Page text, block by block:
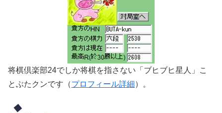
将棋倶楽部24でしか将棋を指さない「ブヒブヒ星人」こ
とぶたクンです（プロフィール詳細）。